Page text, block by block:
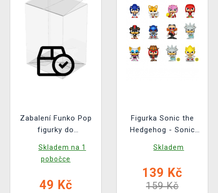
Zabalení Funko Pop
figurky do
(pro standardní
velikost Funko Pop!)
Skladem na 1
pobočce
49 Kč
Figurka Sonic the
Hedgehog - Sonic
(Funko)
Skladem
139 Kč
159 Kč